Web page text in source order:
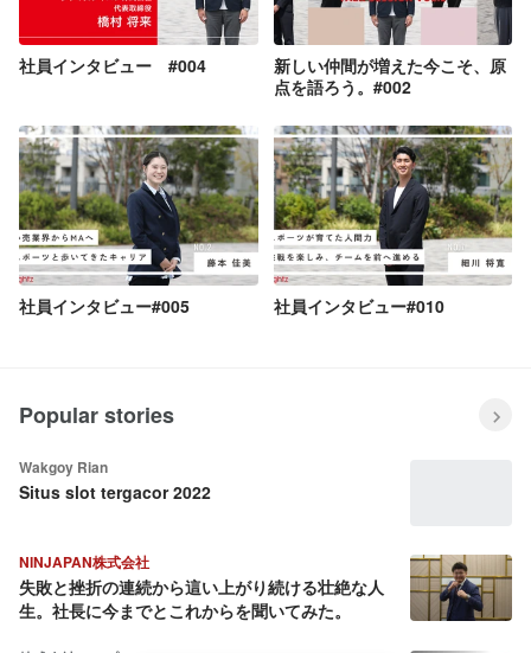
社員インタビュー #004
新しい仲間が増えた今こそ、原
点を語ろう。#002
社員インタビュー#005 社員インタビュー#010
Popular stories
Wakgoy Rian
Situs slot tergacor 2022
NINJAPAN株式会社
失敗と挫折の連続から這い上がり続ける壮絶な人
生。社長に今までとこれからを聞いてみた。